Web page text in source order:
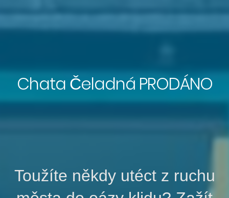
Chata Čeladná PRODÁNO
Toužíte někdy utéct z ruchu